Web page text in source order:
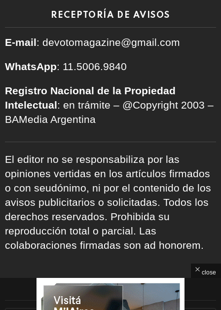
RECEPTORÍA DE AVISOS
E-mail: devotomagazine@gmail.com
WhatsApp: 11.5006.9840
Registro Nacional de la Propiedad
Intelectual: en trámite – @Copyright 2003 –
BAMedia Argentina
El editor no se responsabiliza por las
opiniones vertidas en los artículos firmados
o con seudónimo, ni por el contenido de los
avisos publicitarios o solicitadas. Todos los
derechos reservados. Prohibida su
reproducción total o parcial. Las
colaboraciones firmadas son ad honorem.
ARCHIVOS
close